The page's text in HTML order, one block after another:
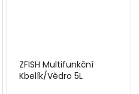
ZFISH Multifunkční
Kbelík/Vědro 5L